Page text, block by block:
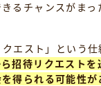
るチャンスがまっ
エスト」という仕
招待リクエストを
得られる可能性が